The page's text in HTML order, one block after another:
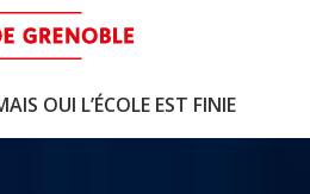
OUI L’ÉCOLE EST FINIE